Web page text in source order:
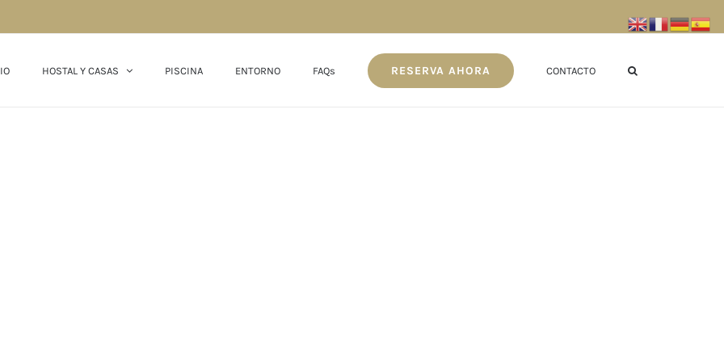
HOSTAL Y CASAS PISCINA ENTORNO FAQs RESERVA AHORA CONTACTO